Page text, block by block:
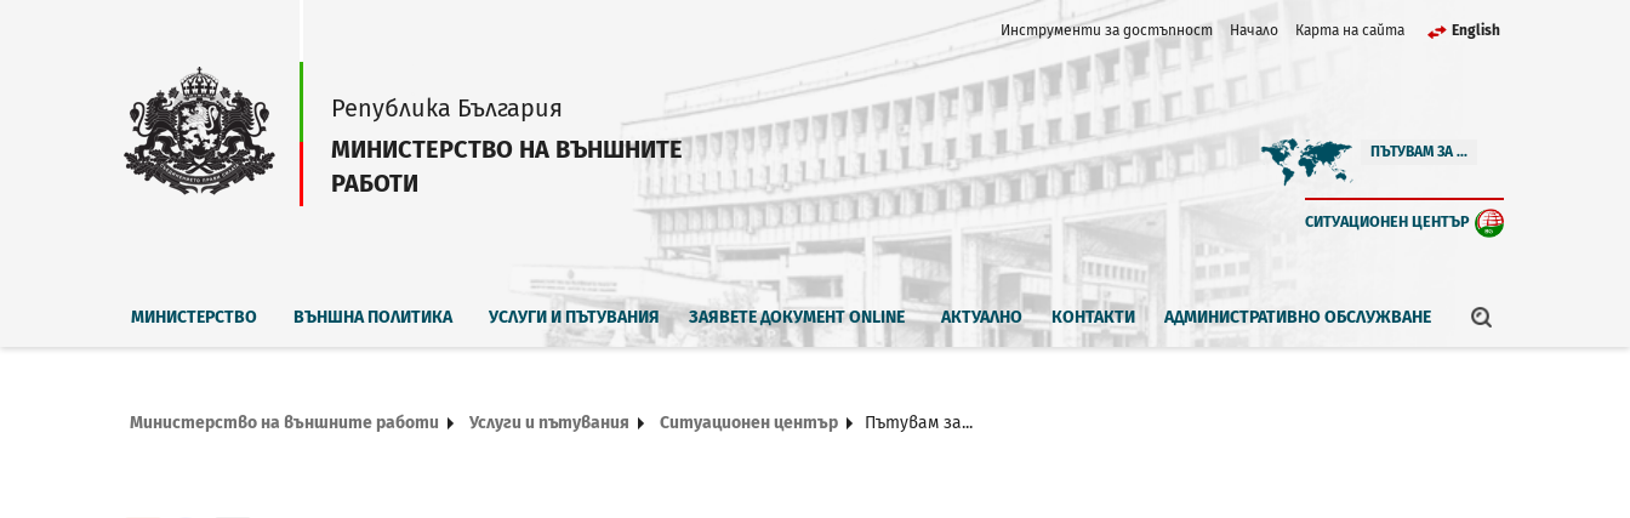
Инструменти за достъпност Начало Карта на сайта English
Република България
МИНИСТЕРСТВО НА ВЪНШНИТЕ
РАБОТИ
ПЪТУВАМ ЗА ...
СИТУАЦИОНЕН ЦЕНТЪР
МИНИСТЕРСТВО ВЪНШНА ПОЛИТИКА УСЛУГИ И ПЪТУВАНИЯ ЗАЯВЕТЕ ДОКУМЕНТ ONLINE АКТУАЛНО КОНТАКТИ АДМИНИСТРАТИВНО ОБСЛУЖВАНЕ
Министерство на външните работи Услуги и пътувания Ситуационен център Пътувам за...